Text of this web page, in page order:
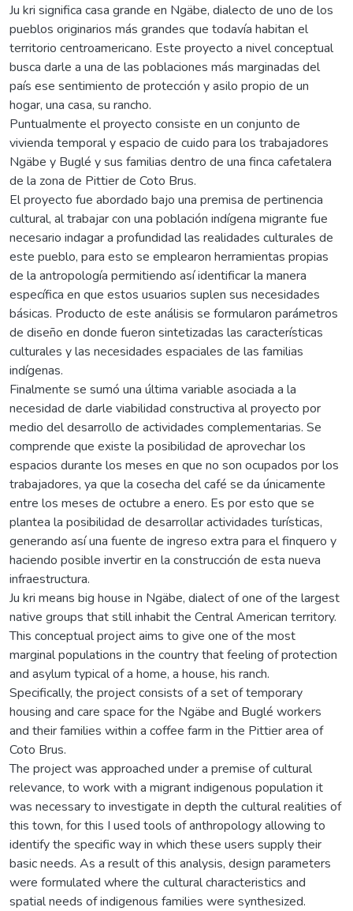
Ju kri significa casa grande en Ngäbe, dialecto de uno de los
pueblos originarios más grandes que todavía habitan el
territorio centroamericano. Este proyecto a nivel conceptual
busca darle a una de las poblaciones más marginadas del
país ese sentimiento de protección y asilo propio de un
hogar, una casa, su rancho.
Puntualmente el proyecto consiste en un conjunto de
vivienda temporal y espacio de cuido para los trabajadores
Ngäbe y Buglé y sus familias dentro de una finca cafetalera
de la zona de Pittier de Coto Brus.
El proyecto fue abordado bajo una premisa de pertinencia
cultural, al trabajar con una población indígena migrante fue
necesario indagar a profundidad las realidades culturales de
este pueblo, para esto se emplearon herramientas propias
de la antropología permitiendo así identificar la manera
específica en que estos usuarios suplen sus necesidades
básicas. Producto de este análisis se formularon parámetros
de diseño en donde fueron sintetizadas las características
culturales y las necesidades espaciales de las familias
indígenas.
Finalmente se sumó una última variable asociada a la
necesidad de darle viabilidad constructiva al proyecto por
medio del desarrollo de actividades complementarias. Se
comprende que existe la posibilidad de aprovechar los
espacios durante los meses en que no son ocupados por los
trabajadores, ya que la cosecha del café se da únicamente
entre los meses de octubre a enero. Es por esto que se
plantea la posibilidad de desarrollar actividades turísticas,
generando así una fuente de ingreso extra para el finquero y
haciendo posible invertir en la construcción de esta nueva
infraestructura.
Ju kri means big house in Ngäbe, dialect of one of the largest
native groups that still inhabit the Central American territory.
This conceptual project aims to give one of the most
marginal populations in the country that feeling of protection
and asylum typical of a home, a house, his ranch.
Specifically, the project consists of a set of temporary
housing and care space for the Ngäbe and Buglé workers
and their families within a coffee farm in the Pittier area of
Coto Brus.
The project was approached under a premise of cultural
relevance, to work with a migrant indigenous population it
was necessary to investigate in depth the cultural realities of
this town, for this I used tools of anthropology allowing to
identify the specific way in which these users supply their
basic needs. As a result of this analysis, design parameters
were formulated where the cultural characteristics and
spatial needs of indigenous families were synthesized.